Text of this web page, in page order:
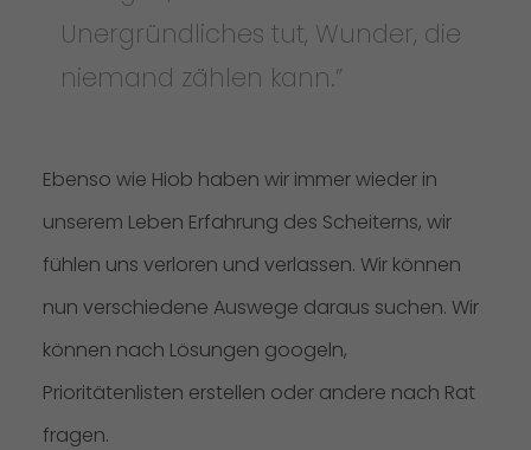
Unergründliches tut, Wunder, die
niemand zählen kann.”
Ebenso wie Hiob haben wir immer wieder in
unserem Leben Erfahrung des Scheiterns, wir
fühlen uns verloren und verlassen. Wir können
nun verschiedene Auswege daraus suchen. Wir
können nach Lösungen googeln,
Prioritätenlisten erstellen oder andere nach Rat
fragen.